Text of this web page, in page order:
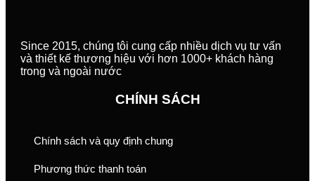
Since 2015, chúng tôi cung cấp nhiều dịch vụ tư vấn
và thiết kế thương hiệu với hơn 1000+ khách hàng
trong và ngoài nước
CHÍNH SÁCH
Chính sách và quy định chung
Phương thức thanh toán